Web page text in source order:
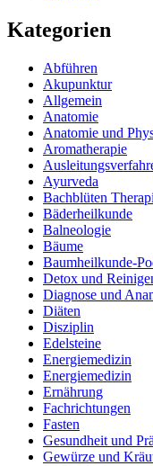
Kategorien
Abführen
Akupunktur
Allgemein
Anatomie
Anatomie und
Aromatherapie
Ayurveda
Bachblüten
Bäderheilkunde
Balneologie
Bäume
Baumheilkunde-
Detox und
Diagnose und
Diäten
Disziplin
Edelsteine
Energiemedizin
Energiemedizin
Ernährung
Fachrichtungen
Fasten
Gesundheit und
Gewürze und